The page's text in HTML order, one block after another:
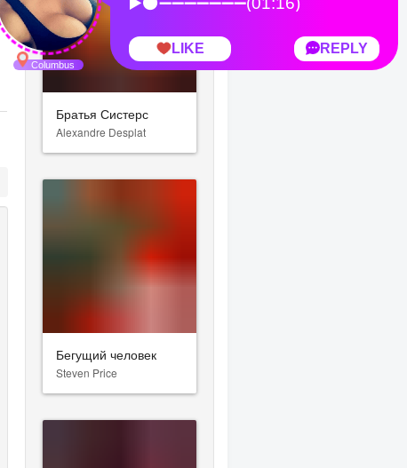
Братья Систерс
Alexandre Desplat
Бегущий человек
Steven Price